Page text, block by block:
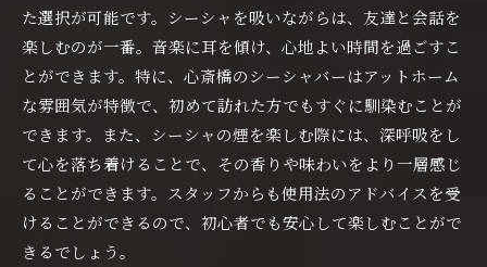
た選択が可能です。シーシャを吸いながらは、友達と会話を
楽しむのが一番。音楽に耳を傾け、心地よい時間を過ごすこ
とができます。特に、心斎橋のシーシャバーはアットホーム
な雰囲気が特徴で、初めて訪れた方でもすぐに馴染むことが
できます。また、シーシャの煙を楽しむ際には、深呼吸をし
て心を落ち着けることで、その香りや味わいをより一層感じ
ることができます。スタッフからも使用法のアドバイスを受
けることができるので、初心者でも安心して楽しむことがで
きるでしょう。